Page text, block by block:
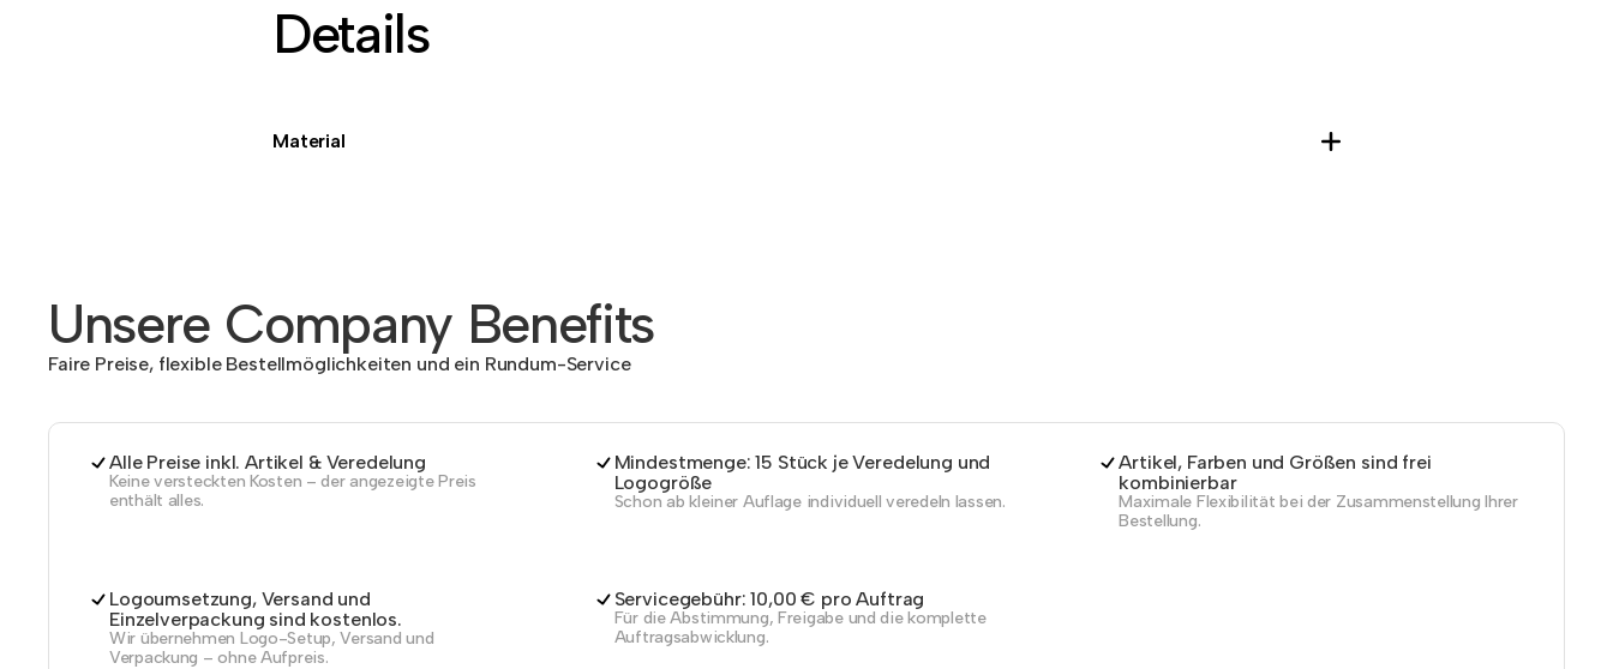
Details
Material
Unsere Company Benefits
Faire Preise, flexible Bestellmöglichkeiten und ein Rundum-Service
Alle Preise inkl. Artikel & Veredelung
Keine versteckten Kosten – der angezeigte Preis
enthält alles.
Mindestmenge: 15 Stück je Veredelung und
Logogröße
Schon ab kleiner Auflage individuell veredeln lassen.
Artikel, Farben und Größen sind frei
kombinierbar
Maximale Flexibilität bei der Zusammenstellung Ihrer
Bestellung.
Logoumsetzung, Versand und
Einzelverpackung sind kostenlos.
Wir übernehmen Logo-Setup, Versand und
Verpackung – ohne Aufpreis.
Servicegebühr: 10,00 € pro Auftrag
Für die Abstimmung, Freigabe und die komplette
Auftragsabwicklung.